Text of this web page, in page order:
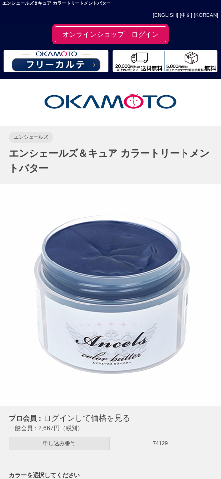
エンシェールズ＆キュア カラートリートメントバター
[ENGLISH] [中文] [KOREAN]
オンラインショップ ログイン
エンシェールズ
エンシェールズ＆キュア カラートリートメン
トバター
プロ会員： ログインして価格を見る
一般会員： 2,667円（税別）
申し込み番号 74129
カラーを選択してください